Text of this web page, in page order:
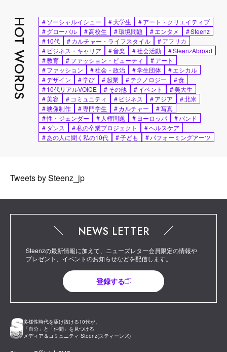
HOT WORDS #ソーシャルイシュー #大学生 #アート・クリエイティブ
#グローバル #高校生 #環境問題 #エンタメ #Steenz
#10代 #カルチャー・ライフスタイル #アフリカ
# ビジネス・キャリア #音楽 #社会活動 #SteenzAbroad
#教育 #ファッション・ビューティ #アート
#ファッション #社会・政治 #学生団体 #エシカル
#デザイン #学び #起業 #テクノロジー #食
#10代リアルVOICE #その他 #イベント #美大生
#美容 # コミュニティ # ビジネス #アジア #北米
#映像制作 #専門学生 #カルチャー #写真
#性・ジェンダー # 人権問題 #ヨーロッパ #バンド
#ダンス #私の卒業プロジェクト #ヘルスケア
#あの人に聞く私の10代 #子ども #パフォーミングアーツ
Tweets by Steenz_jp
多様性時代を駆け抜ける10代が、
「自分」と「仲間」を見つける
メディア＆コミュニティ Steenz(スティーンズ)
NEWS LETTER
Steenzの最新情報に加えて、ニューズレター会員限定の情報や
プレゼント、イベントのお知らせなどを配信します。
登録する